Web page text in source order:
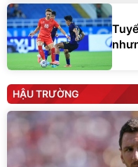
HẬU TRƯỜNG